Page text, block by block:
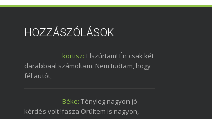
HOZZÁSZÓLÁSOK
kortisz: Elszúrtam! Én csak két
darabbaal számoltam. Nem tudtam, hogy
fél autót,
Béke: Tényleg nagyon jó
kérdés volt !fasza Örültem is nagyon,